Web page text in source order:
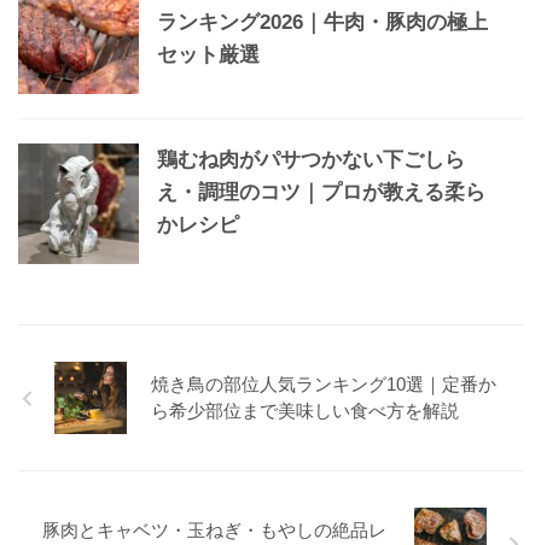
ランキング2026｜牛肉・豚肉の極上
セット厳選
鶏むね肉がパサつかない下ごしら
え・調理のコツ｜プロが教える柔ら
かレシピ
焼き鳥の部位人気ランキング10選｜定番か
ら希少部位まで美味しい食べ方を解説
豚肉とキャベツ・玉ねぎ・もやしの絶品レ